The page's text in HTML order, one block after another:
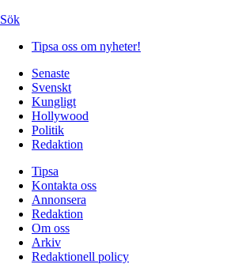
Sök
Tipsa oss om nyheter!
Senaste
Svenskt
Kungligt
Hollywood
Politik
Redaktion
Tipsa
Kontakta oss
Annonsera
Redaktion
Om oss
Arkiv
Redaktionell policy